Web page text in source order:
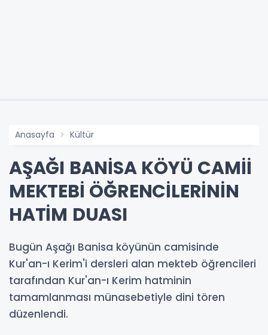
Anasayfa Kültür
AŞAĞI BANİSA KÖYÜ CAMİİ
MEKTEBİ ÖĞRENCİLERİNİN
HATİM DUASI
Bugün Aşağı Banisa köyünün camisinde
Kur'an-ı Kerim'i dersleri alan mekteb öğrencileri
tarafından Kur'an-ı Kerim hatminin
tamamlanması münasebetiyle dini tören
düzenlendi.